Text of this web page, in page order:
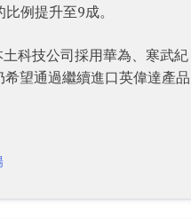
例提升至9成。
科技公司採用華為、寒武紀
望通過繼續進口英偉達產品